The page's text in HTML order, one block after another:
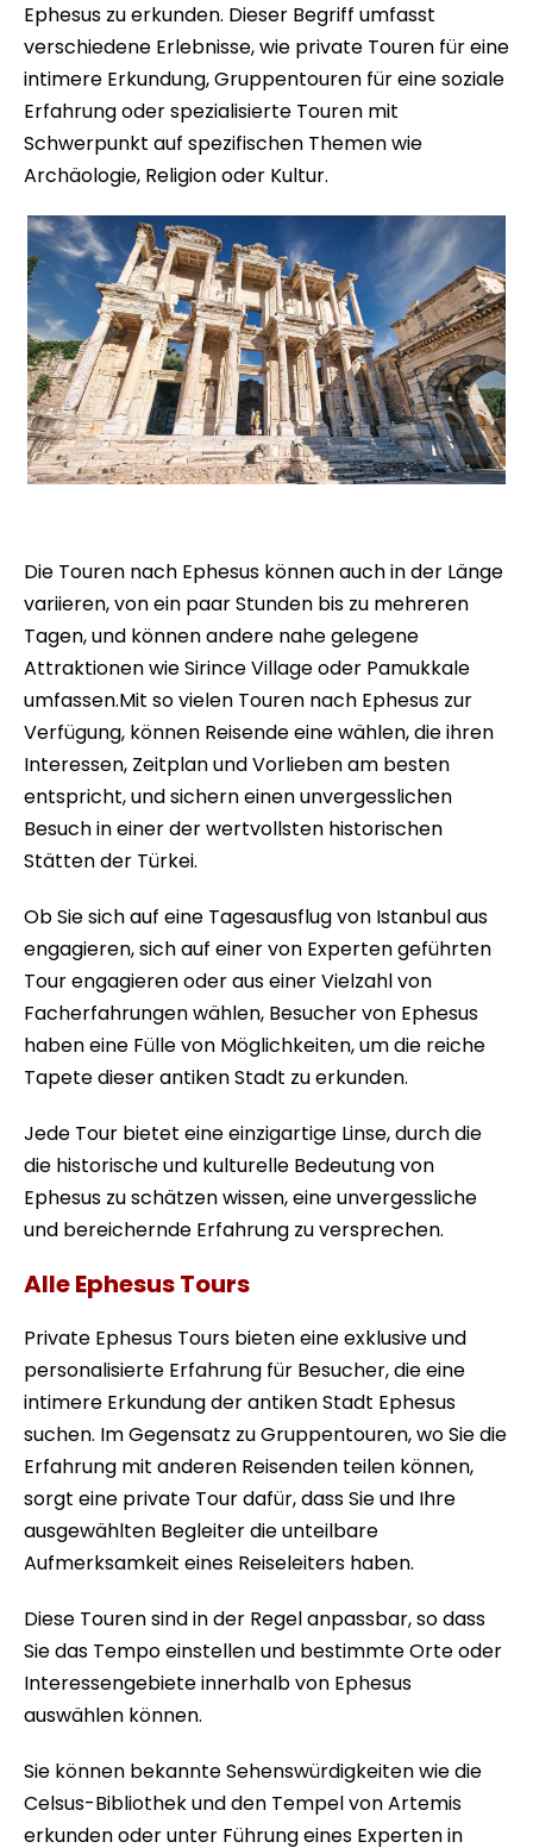
Ephesus zu erkunden. Dieser Begriff umfasst
verschiedene Erlebnisse, wie private Touren für eine
intimere Erkundung, Gruppentouren für eine soziale
Erfahrung oder spezialisierte Touren mit
Schwerpunkt auf spezifischen Themen wie
Archäologie, Religion oder Kultur.
Die Touren nach Ephesus können auch in der Länge
variieren, von ein paar Stunden bis zu mehreren
Tagen, und können andere nahe gelegene
Attraktionen wie Sirince Village oder Pamukkale
umfassen.Mit so vielen Touren nach Ephesus zur
Verfügung, können Reisende eine wählen, die ihren
Interessen, Zeitplan und Vorlieben am besten
entspricht, und sichern einen unvergesslichen
Besuch in einer der wertvollsten historischen
Stätten der Türkei.
Ob Sie sich auf eine Tagesausflug von Istanbul aus
engagieren, sich auf einer von Experten geführten
Tour engagieren oder aus einer Vielzahl von
Facherfahrungen wählen, Besucher von Ephesus
haben eine Fülle von Möglichkeiten, um die reiche
Tapete dieser antiken Stadt zu erkunden.
Jede Tour bietet eine einzigartige Linse, durch die
die historische und kulturelle Bedeutung von
Ephesus zu schätzen wissen, eine unvergessliche
und bereichernde Erfahrung zu versprechen.
Alle Ephesus Tours
Private Ephesus Tours bieten eine exklusive und
personalisierte Erfahrung für Besucher, die eine
intimere Erkundung der antiken Stadt Ephesus
suchen. Im Gegensatz zu Gruppentouren, wo Sie die
Erfahrung mit anderen Reisenden teilen können,
sorgt eine private Tour dafür, dass Sie und Ihre
ausgewählten Begleiter die unteilbare
Aufmerksamkeit eines Reiseleiters haben.
Diese Touren sind in der Regel anpassbar, so dass
Sie das Tempo einstellen und bestimmte Orte oder
Interessengebiete innerhalb von Ephesus
auswählen können.
Sie können bekannte Sehenswürdigkeiten wie die
Celsus-Bibliothek und den Tempel von Artemis
erkunden oder unter Führung eines Experten in